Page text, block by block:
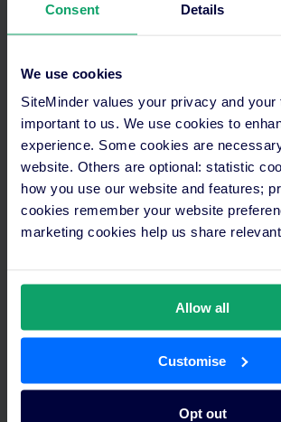
Consent Details
We use cookies
SiteMinder values your privacy and your
important to us. We use cookies to
experience. Some cookies are
website. Others are optional: statistic
how you use our website and features;
cookies remember your website
marketing cookies help us share
Allow all
Customise
Opt out
Desfrute de um
altamente